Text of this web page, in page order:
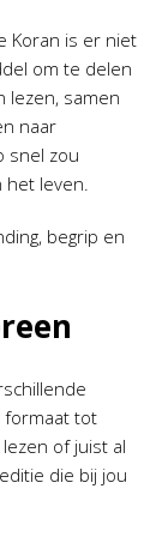
Koran is er niet
om te delen
lezen, samen
naar
snel zou
het leven.
begrip en
formaat tot
of juist al
die bij jou